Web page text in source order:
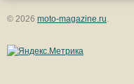
© 2026 moto-magazine.ru